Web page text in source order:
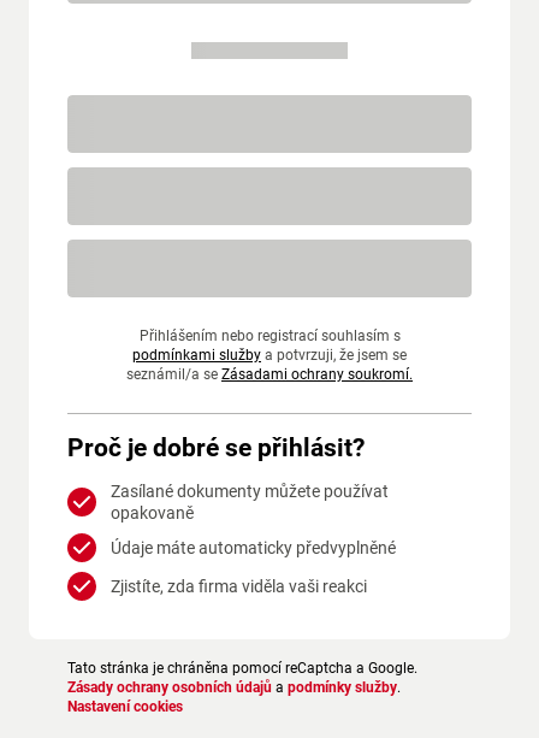
Přihlášením nebo registrací souhlasím s
podmínkami služby a potvrzuji, že jsem se
seznámil/a se Zásadami ochrany soukromí.
Proč je dobré se přihlásit?
Zasílané dokumenty můžete používat
opakovaně
Údaje máte automaticky předvyplněné
Zjistíte, zda firma viděla vaši reakci
Tato stránka je chráněna pomocí reCaptcha a Google.
Zásady ochrany osobních údajů a podmínky služby.
Nastavení cookies